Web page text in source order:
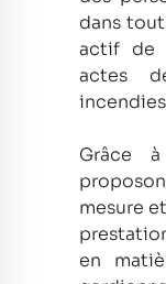
dans
actif de
actes
Grâce
mesure
en